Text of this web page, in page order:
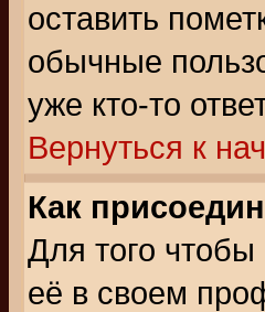
оставить
обычные
уже кто-то
Вернуться к
Как
Для того
её в своем